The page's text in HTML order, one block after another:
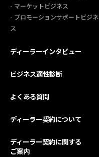
- マーケットビジネス
- プロモーションサポートビジネ
ス
ディーラーインタビュー
ビジネス適性診断
よくある質問
ディーラー契約について
ディーラー契約に関する
ご案内